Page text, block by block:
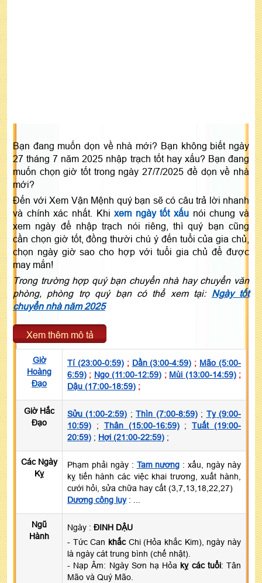
Bạn đang muốn dọn về nhà mới? Bạn không biết ngày
27 tháng 7 năm 2025 nhập trạch tốt hay xấu? Bạn đang
muốn chọn giờ tốt trong ngày 27/7/2025 đề dọn về nhà
mới?
Đến với Xem Vận Mệnh quý bạn sẽ có câu trả lời nhanh
và chính xác nhất. Khixem ngày tốt xấu nói chung và
xem ngày để nhập trạch nói riêng, thì quý bạn cũng
cần chọn giờ tốt, đồng thười chú ý đến tuổi của gia chủ,
chọn ngày giờ sao cho hợp với tuổi gia chủ để được
may mắn!
Trong trường hợp quý bạn chuyển nhà hay chuyển văn
phòng, phòng trọ quý bạn có thể xem tại: Ngày tốt
chuyển nhà năm 2025
Xem thêm mô tả
Giờ
Hoàng
Đạo
Tí (23:00-0:59); Dần (3:00-4:59) ; Mão (5:00-
6:59) ; Ngọ (11:00-12:59) ; Mùi (13:00-14:59);
Dậu (17:00-18:59) ;
Giờ Hắc
Đạo
Sửu (1:00-2:59) ;Thìn (7:00-8:59); Tỵ (9:00-
10:59) ; Thân (15:00-16:59);Tuất (19:00-
20:59) ; Hợi (21:00-22:59) ;
Các Ngày
Kỵ
Phạm phải ngày : Tam nương : xấu, ngày này
kỵ tiến hành các việc khai trương, xuất hành,
cưới hỏi, sửa chữa hay cất (3,7,13,18,22,27)
Dương công lụy: ...
Ngũ
Hành
Ngày : ĐINH DẬU
- Tức Can khắcChi (Hỏa khắc Kim), ngày này
là ngày cát trung bình (chế nhật).
- Nạp Âm: Ngày Sơn hạ Hỏa kỵ các tuổi: Tân
Mão và Quý Mão.